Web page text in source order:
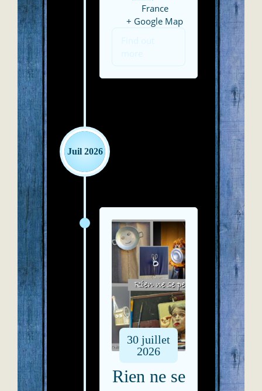
France
+ Google Map
Find out
more
Juil 2026
30 juillet
2026
Rien ne se